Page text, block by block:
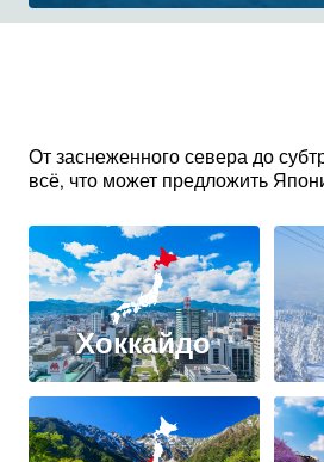
От заснеженного севера до
всё, что может предложить
Хоккайдо